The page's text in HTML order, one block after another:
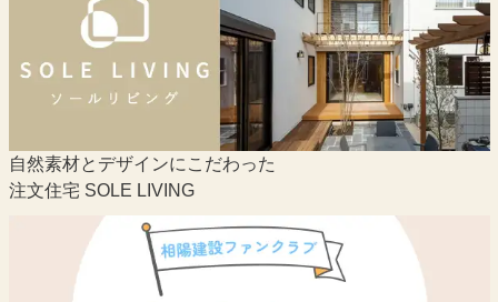
自然素材とデザインにこだわった
注文住宅 SOLE LIVING